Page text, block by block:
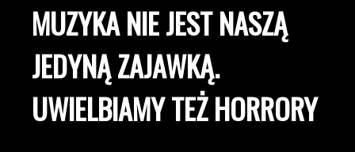
MUZYKA NIE JEST NASZĄ
JEDYNĄ ZAJAWKĄ.
UWIELBIAMY TEŻ HORRORY